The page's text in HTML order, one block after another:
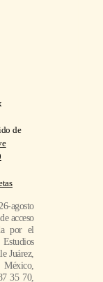
de
agosto
acceso
por el
Juárez,
35 70,